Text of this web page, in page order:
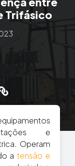
Trifásico
e
Operam
atensão e